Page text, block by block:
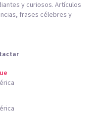
y curiosos. Artículos
frases célebres y